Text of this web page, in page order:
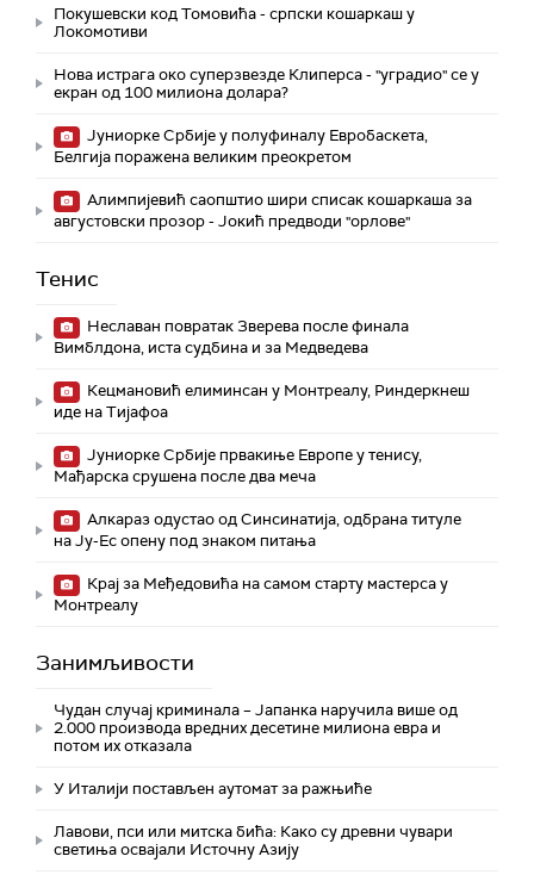
Покушевски код Томовића - српски кошаркаш у
Локомотиви
Нова истрага око суперзвезде Клиперса - "уградио" се у
екран од 100 милиона долара?
Јуниорке Србије у полуфиналу Евробаскета,
Белгија поражена великим преокретом
Алимпијевић саопштио шири списак кошаркаша за
августовски прозор - Јокић предводи "орлове"
Тенис
Неславан повратак Зверева после финала
Вимблдона, иста судбина и за Медведева
Кецмановић елиминсан у Монтреалу, Риндеркнеш
иде на Тијафоа
Јуниорке Србије првакиње Европе у тенису,
Мађарска срушена после два меча
Алкараз одустао од Синсинатија, одбрана титуле
на Ју-Ес опену под знаком питања
Крај за Међедовића на самом старту мастерса у
Монтреалу
Занимљивости
Чудан случај криминала – Јапанка наручила више од
2.000 производа вредних десетине милиона евра и
потом их отказала
У Италији постављен аутомат за ражњиће
Лавови, пси или митска бића: Како су древни чувари
светиња освајали Источну Азију